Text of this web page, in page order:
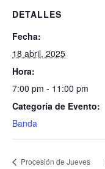
DETALLES
Fecha:
18 abril, 2025
Hora:
7:00 pm - 11:00 pm
Categoría de Evento:
Banda
Procesión de Jueves